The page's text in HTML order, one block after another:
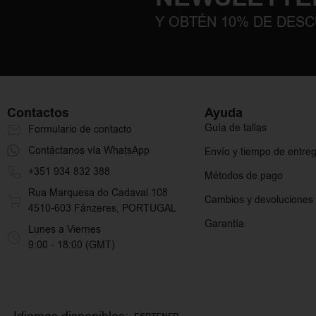
Y OBTÉN 10% DE
Contactos
Formulario de contacto
Contáctanos vía WhatsApp
+351 934 832 388
Rua Marquesa do Cadaval 108
4510-603 Fânzeres, PORTUGAL
Lunes a Viernes
9:00 - 18:00 (GMT)
Ayuda
Guía de tallas
Envío y tiempo de
Métodos de pago
Cambios y devoluciones
Garantía